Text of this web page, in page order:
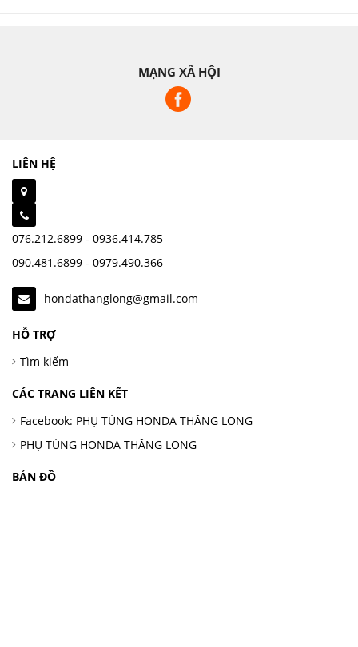
MẠNG XÃ HỘI
LIÊN HỆ
076.212.6899 - 0936.414.785
090.481.6899 - 0979.490.366
hondathanglong@gmail.com
HỖ TRỢ
Tìm kiếm
CÁC TRANG LIÊN KẾT
Facebook: PHỤ TÙNG HONDA THĂNG LONG
PHỤ TÙNG HONDA THĂNG LONG
BẢN ĐỒ